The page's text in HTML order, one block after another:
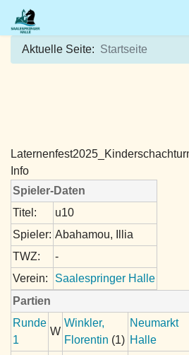
Aktuelle Seite: Startseite
Info
Spieler-Daten
Titel:
u10
Spieler: Abahamou, Illia
TWZ:
-
Verein:
Saalespringer Halle
Partien
Runde
1
W
Winkler,
Florentin (1)
Neumarkt
Halle